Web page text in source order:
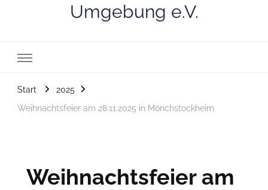
Umgebung e.V.
Start
2025
Weihnachtsfeier am 28.11.2025 in Mönchstockheim
Weihnachtsfeier am